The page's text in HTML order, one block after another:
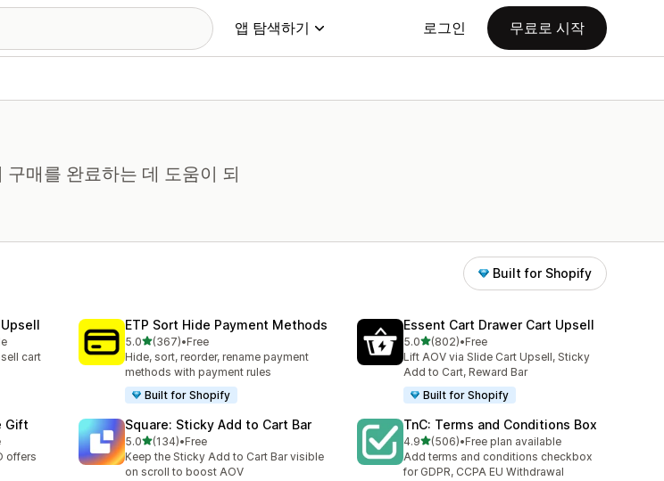
앱 탐색하기 로그인 무료로 시작
매를 완료하는 데 도움이 되
Built for Shopify
cart
ETP Sort Hide Payment Methods
5.0별 5개 중
(367)
총 리뷰 367개
•Free
Hide, sort, reorder, rename payment
methods with payment rules
Built for Shopify
Essent Cart Drawer Cart Upsell
5.0별 5개 중
(802)
총 리뷰 802개
•Free
Lift AOV via Slide Cart Upsell, Sticky
Add to Cart, Reward Bar
Built for Shopify
Gift
offers
Square: Sticky Add to Cart Bar
5.0별 5개 중
(134)
총 리뷰 134개
•Free
Keep the Sticky Add to Cart Bar visible
on scroll to boost AOV
TnC: Terms and Conditions Box
4.9별 5개 중
(506)
총 리뷰 506개
•Free plan available
Add terms and conditions checkbox
for GDPR, CCPA EU Withdrawal